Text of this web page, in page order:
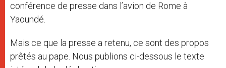
conférence de presse dans l’avion de Rome à
Yaoundé.
Mais ce que la presse a retenu, ce sont des propos
prêtés au pape. Nous publions ci-dessous le texte